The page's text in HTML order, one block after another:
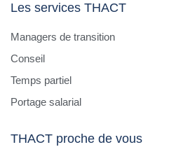
Les services THACT
Managers de transition
Conseil
Temps partiel
Portage salarial
THACT proche de vous